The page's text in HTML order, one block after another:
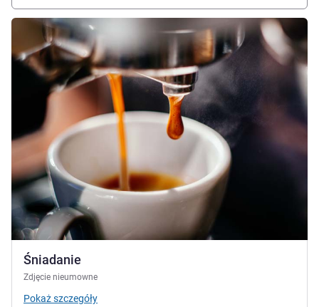
Śniadanie
Zdjęcie nieumowne
Pokaż szczegóły
Pokaż szczegóły